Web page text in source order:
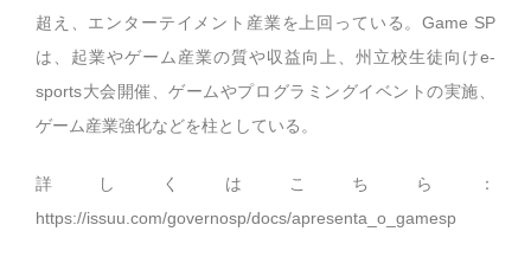
超え、エンターテイメント産業を上回っている。Game SP
は、起業やゲーム産業の質や収益向上、州立校生徒向けe-
sports大会開催、ゲームやプログラミングイベントの実施、
ゲーム産業強化などを柱としている。
詳しくはこちら：
https://issuu.com/governosp/docs/apresenta_o_gamesp